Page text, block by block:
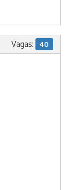
Vagas: 40